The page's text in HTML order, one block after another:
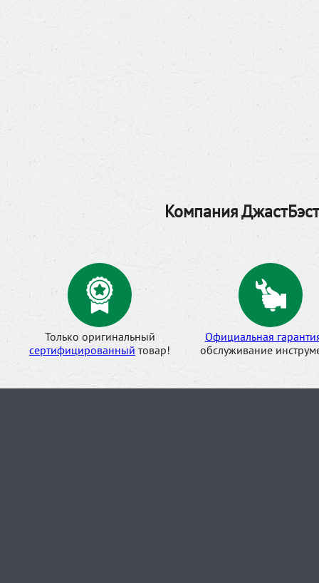
Компания
Только оригинальный
сертифицированный товар!
Официальная
обслуживание